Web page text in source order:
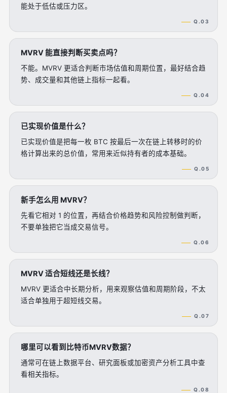
能处于低估或压力区。
Q.03
MVRV 能直接判断买卖点吗？
不能。MVRV 更适合判断市场估值和周期位置，最好结合趋
势、成交量和其他链上指标一起看。
Q.04
已实现价值是什么？
已实现价值是把每一枚 BTC 按最后一次在链上转移时的价
格计算出来的总价值，常用来近似持有者的成本基础。
Q.05
新手怎么用 MVRV？
先看它相对 1 的位置，再结合价格趋势和风险控制做判断，
不要单独把它当成交易信号。
Q.06
MVRV 适合短线还是长线？
MVRV 更适合中长期分析，用来观察估值和周期阶段，不太
适合单独用于超短线交易。
Q.07
哪里可以看到比特币MVRV数据？
通常可在链上数据平台、研究面板或加密资产分析工具中查
看相关指标。
Q.08